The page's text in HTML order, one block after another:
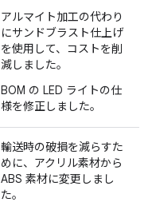
アルマイト加工の代わり
にサンドブラスト仕上げ
を使用して、コストを削
減しました。
BOM の LED ライトの仕
様を修正しました。
輸送時の破損を減らすた
めに、アクリル素材から
ABS 素材に変更しまし
た。